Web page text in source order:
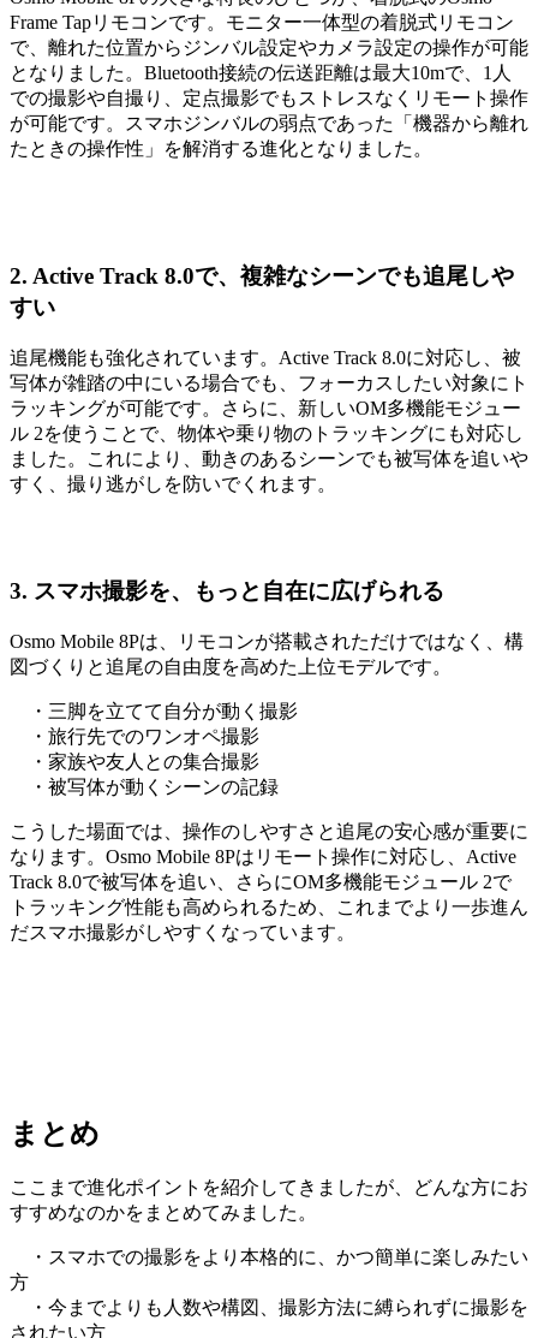
Frame Tapリモコンです。モニター一体型の着脱式リモコン
で、離れた位置からジンバル設定やカメラ設定の操作が可能
となりました。Bluetooth接続の伝送距離は最大10mで、1人
での撮影や自撮り、定点撮影でもストレスなくリモート操作
が可能です。スマホジンバルの弱点であった「機器から離れ
たときの操作性」を解消する進化となりました。
2. Active Track 8.0で、複雑なシーンでも追尾しや
すい
追尾機能も強化されています。Active Track 8.0に対応し、被
写体が雑踏の中にいる場合でも、フォーカスしたい対象にト
ラッキングが可能です。さらに、新しいOM多機能モジュー
ル 2を使うことで、物体や乗り物のトラッキングにも対応し
ました。これにより、動きのあるシーンでも被写体を追いや
すく、撮り逃がしを防いでくれます。
3. スマホ撮影を、もっと自在に広げられる
Osmo Mobile 8Pは、リモコンが搭載されただけではなく、構
図づくりと追尾の自由度を高めた上位モデルです。
・三脚を立てて自分が動く撮影
・旅行先でのワンオペ撮影
・家族や友人との集合撮影
・被写体が動くシーンの記録
こうした場面では、操作のしやすさと追尾の安心感が重要に
なります。Osmo Mobile 8Pはリモート操作に対応し、Active
Track 8.0で被写体を追い、さらにOM多機能モジュール 2で
トラッキング性能も高められるため、これまでより一歩進ん
だスマホ撮影がしやすくなっています。
まとめ
ここまで進化ポイントを紹介してきましたが、どんな方にお
すすめなのかをまとめてみました。
・スマホでの撮影をより本格的に、かつ簡単に楽しみたい
方
・今までよりも人数や構図、撮影方法に縛られずに撮影を
されたい方